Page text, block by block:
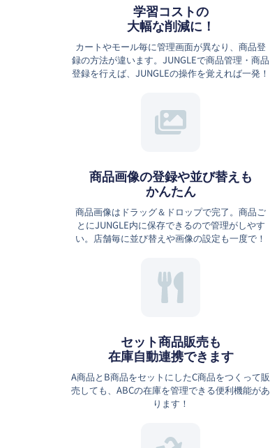
学習コストの
大幅な削減に！
カートやモール毎に管理画面が異なり、商品登
録の方法が違います。JUNGLEで商品管理・商品
登録を行えば、JUNGLEの操作を覚えれば一発！
商品画像の登録や並び替えも
かんたん
商品画像はドラッグ＆ドロップで完了。商品ご
とにJUNGLE内に保存できるので管理がしやす
い。店舗毎に並び替えや画像の設定も一度で！
セット商品販売も
在庫自動連携できます
A商品とB商品をセットにしたC商品をつくって販
売しても、ABCの在庫を管理できる便利機能があ
ります！